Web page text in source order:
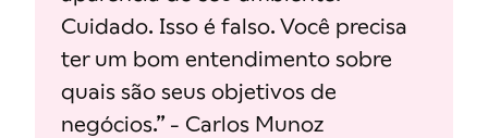
Cuidado. Isso é falso. Você precisa
ter um bom entendimento sobre
quais são seus objetivos de
negócios.” - Carlos Munoz